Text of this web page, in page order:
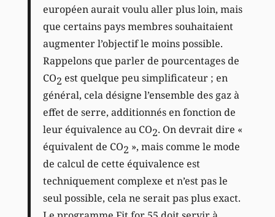
européen aurait voulu aller plus loin, mais
que certains pays membres souhaitaient
augmenter l’objectif le moins possible.
Rappelons que parler de pourcentages de
CO2 est quelque peu simplificateur ; en
général, cela désigne l’ensemble des gaz à
effet de serre, additionnés en fonction de
leur équivalence au CO2. On devrait dire «
équivalent de CO2 », mais comme le mode
de calcul de cette équivalence est
techniquement complexe et n’est pas le
seul possible, cela ne serait pas plus exact.